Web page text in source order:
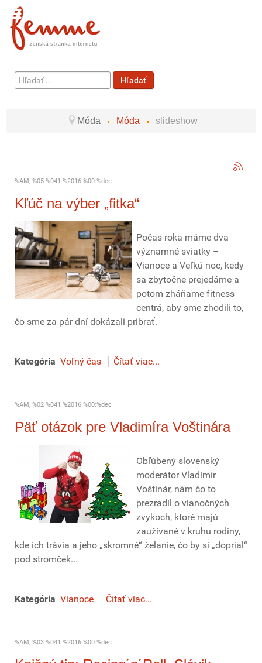
Hľadať
...
Hľadať
Móda Móda slideshow
%AM, %05 %041 %2016 %00:%dec
Kľúč na výber „fitka“
Počas roka máme dva
významné sviatky –
Vianoce a Veľkú noc, kedy
sa zbytočne prejedáme a
potom zháňame fitness
centrá, aby sme zhodili to,
čo sme za pár dní dokázali pribrať.
Kategória Voľný čas Čítať viac...
%AM, %02 %041 %2016 %00:%dec
Päť otázok pre Vladimíra Voštinára
Obľúbený slovenský
moderátor Vladimír
Voštinár, nám čo to
prezradil o vianočných
zvykoch, ktoré majú
zaužívané v kruhu rodiny,
kde ich trávia a jeho „skromné“ želanie, čo by si „doprial“
pod stromček...
Kategória Vianoce Čítať viac...
%AM, %03 %041 %2016 %00:%dec